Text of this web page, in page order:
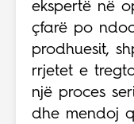
ekspertë në
çfarë po
prodhuesit,
rrjetet e
një proces
dhe mendoj